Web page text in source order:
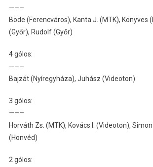
——–
Böde (Ferencváros), Kanta J. (MTK), Könyves
(Győr), Rudolf (Győr)
4 gólos:
——–
Bajzát (Nyíregyháza), Juhász (Videoton)
3 gólos:
——–
Horváth Zs. (MTK), Kovács I. (Videoton),
(Honvéd)
2 gólos: